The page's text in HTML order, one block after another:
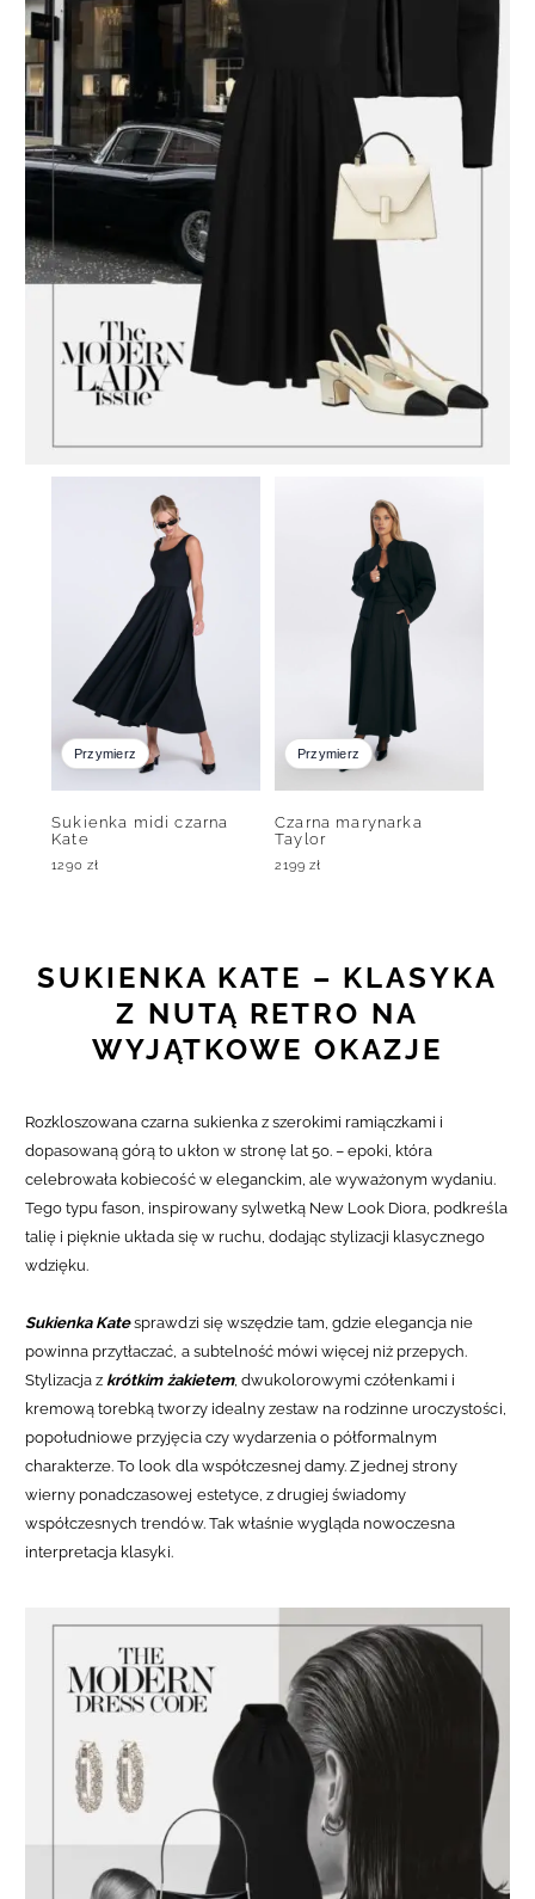
Przymierz
Sukienka midi czarna
Kate
1290zł
Przymierz
Czarna marynarka
Taylor
2199zł
SUKIENKA KATE – KLASYKA
Z NUTĄ RETRO NA
WYJĄTKOWE OKAZJE
Rozkloszowana czarna sukienka z szerokimi ramiączkami i
dopasowaną górą to ukłon w stronę lat 50. – epoki, która
celebrowała kobiecość w eleganckim, ale wyważonym wydaniu.
Tego typu fason, inspirowany sylwetką New Look Diora, podkreśla
talię i pięknie układa się w ruchu, dodając stylizacji klasycznego
wdzięku.
Sukienka Katesprawdzi się wszędzie tam, gdzie elegancja nie
powinna przytłaczać, a subtelność mówi więcej niż przepych.
Stylizacja z krótkim żakietem, dwukolorowymi czółenkami i
kremową torebką tworzy idealny zestaw na rodzinne uroczystości,
popołudniowe przyjęcia czy wydarzenia o półformalnym
charakterze.To look dla współczesnej damy. Z jednej strony
wierny ponadczasowej estetyce, z drugiej świadomy
współczesnych trendów. Tak właśnie wygląda nowoczesna
interpretacja klasyki.